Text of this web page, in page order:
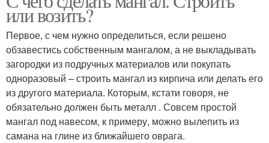
или возить?
Первое, с чем нужно определиться, если решено
обзавестись собственным мангалом, а не выкладывать
загородки из подручных материалов или покупать
одноразовый – строить мангал из кирпича или делать его
из другого материала. Которым, кстати говоря, не
обязательно должен быть металл . Совсем простой
мангал под навесом, к примеру, можно вылепить из
самана на глине из ближайшего оврага.